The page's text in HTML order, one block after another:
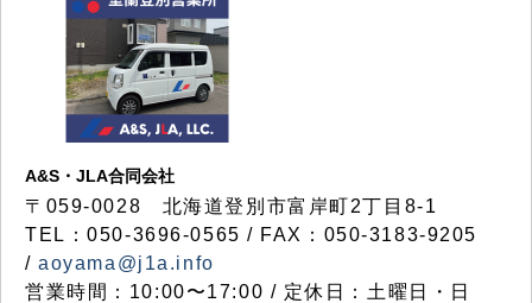
A&S・JLA合同会社
〒 059-0028 北海道登別市富岸町2丁目 8-1
TEL：050-3696-0565 / FAX：050-3183-9205
/aoyama@j1a.info
営業時間：10:00〜17:00 / 定休日：土曜日・日